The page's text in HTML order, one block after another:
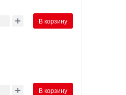
В корзину
В корзину